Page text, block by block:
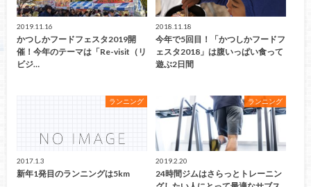
2019.11.16
かつしかフードフェスタ2019開
催！今年のテーマは「Re-visit（リ
ビジ…
2018.11.18
今年で5回目！「かつしかフードフ
ェスタ2018」は腹いっぱい食って
遊ぶ2日間
ランニング
2017.1.3
新年1発目のランニングは5km
ランニング
2019.2.20
24時間ジムはさらっとトレーニン